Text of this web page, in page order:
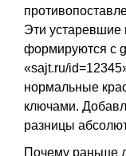
Эти устаревшие
формируются с
«sajt.ru/
нормальные
ключами.
разницы
Почему раньше